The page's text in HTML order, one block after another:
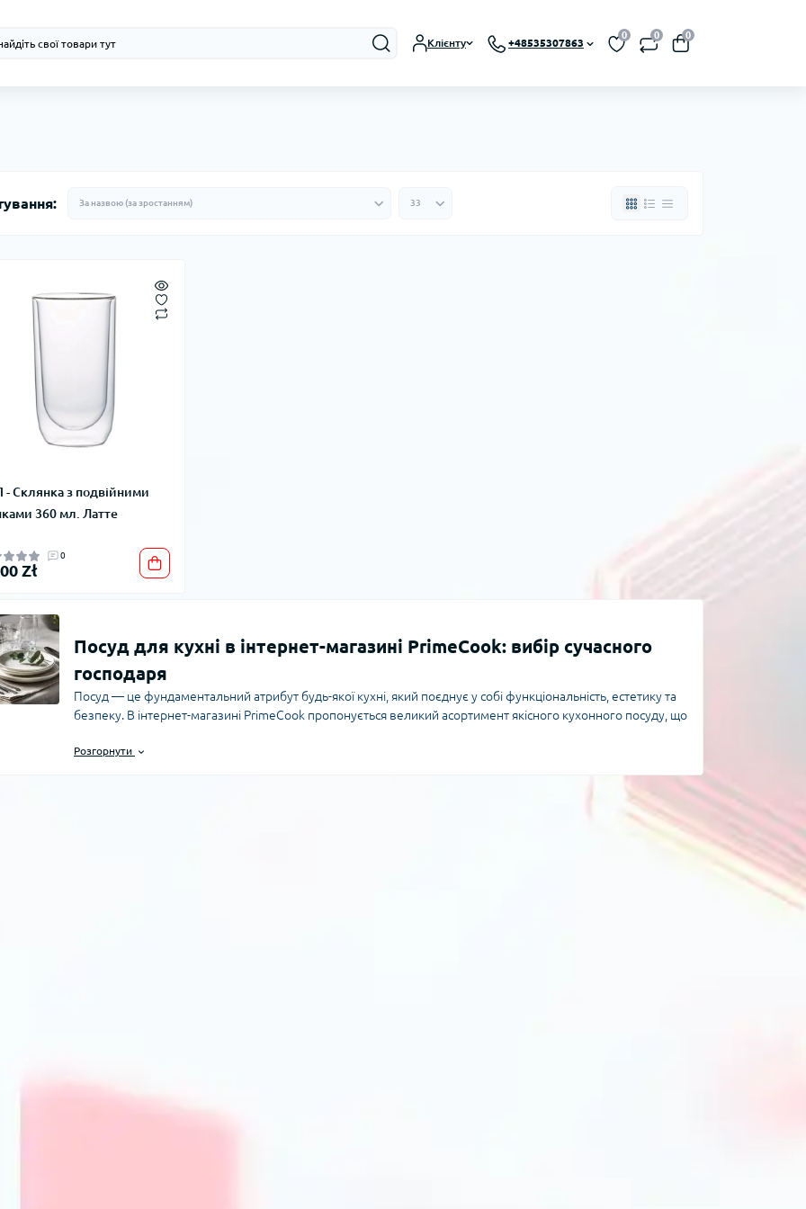
Клієнту +48535307863
0 0 0
- Склянка з подвійними
360 мл. Латте
0
Zł
Посуд для кухні в інтернет-магазині PrimeCook: вибір сучасного
господаря
Посуд — це фундаментальний атрибут будь-якої кухні, який поєднує у собі функціональність, естетику та
безпеку. В інтернет-магазині PrimeCook пропонується великий асортимент якісного кухонного посуду, що
любитель готувати для родини, у нашому каталозі знайдете ідеальні варіанти для повсякденного
Асортимент посуду в PrimeCook включає різноманітні вироби, щоб забезпечити максимальний комфорт
Розгорнути